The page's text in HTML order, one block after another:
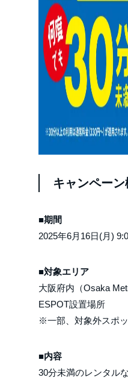
キャンペーン
■期間
2025年6月16日(月)
■対象エリア
大阪府内（Osaka
ESPOT設置場所
※一部、対象外スポ
■内容
30分未満のレンタル